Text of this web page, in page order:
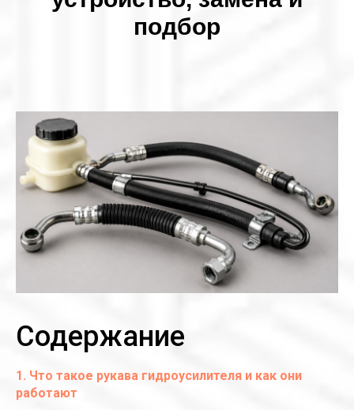
подбор
Содержание
1. Что такое рукава гидроусилителя и как они
работают